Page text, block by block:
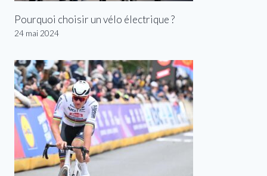
Pourquoi choisir un vélo électrique ?
24 mai 2024